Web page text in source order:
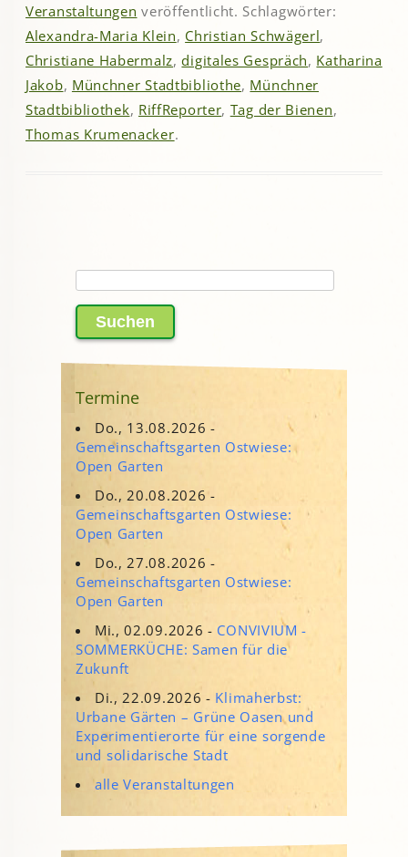
Veranstaltungen veröffentlicht. Schlagwörter:
Alexandra-Maria Klein, Christian Schwägerl,
Christiane Habermalz,digitales Gespräch, Katharina
Jakob, Münchner Stadtbibliothe, Münchner
Stadtbibliothek, RiffReporter, Tag der Bienen,
Thomas Krumenacker.
nach:
Termine
Do., 13.08.2026 -
Gemeinschaftsgarten Ostwiese:
Open Garten
Do., 20.08.2026 -
Gemeinschaftsgarten Ostwiese:
Open Garten
Do., 27.08.2026 -
Gemeinschaftsgarten Ostwiese:
Open Garten
Mi., 02.09.2026 - CONVIVIUM -
SOMMERKÜCHE: Samen für die
Zukunft
Di., 22.09.2026 - Klimaherbst:
Urbane Gärten – Grüne Oasen und
Experimentierorte für eine sorgende
und solidarische Stadt
alle Veranstaltungen